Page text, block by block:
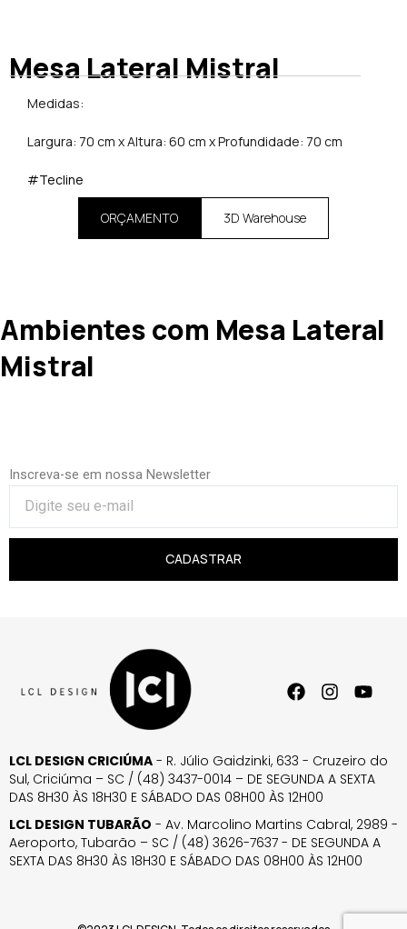
Mesa Lateral Mistral
Medidas:
Largura: 70 cm x Altura: 60 cm x Profundidade: 70 cm
#Tecline
ORÇAMENTO 3D Warehouse
Ambientes com Mesa Lateral
Mistral
Inscreva-se em nossa Newsletter
CADASTRAR
LCL DESIGN CRICIÚMA - R. Júlio Gaidzinki, 633 - Cruzeiro do
Sul, Criciúma – SC / (48) 3437-0014 – DE SEGUNDA A SEXTA
DAS 8H30 ÀS 18H30 E SÁBADO DAS 08H00 ÀS 12H00
LCL DESIGN TUBARÃO - Av. Marcolino Martins Cabral, 2989 -
Aeroporto, Tubarão – SC / (48) 3626-7637 - DE SEGUNDA A
SEXTA DAS 8H30 ÀS 18H30 E SÁBADO DAS 08H00 ÀS 12H00